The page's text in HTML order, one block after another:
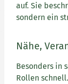
auf. Sie
sondern ein
Nähe,
Besonders in
Rollen